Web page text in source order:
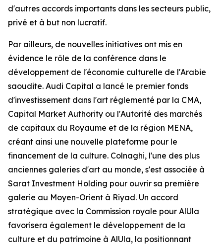
d'autres accords importants dans les secteurs public,
privé et à but non lucratif.
Par ailleurs, de nouvelles initiatives ont mis en
évidence le rôle de la conférence dans le
développement de l'économie culturelle de l'Arabie
saoudite. Audi Capital a lancé le premier fonds
d'investissement dans l'art réglementé par la CMA,
Capital Market Authority ou l'Autorité des marchés
de capitaux du Royaume et de la région MENA,
créant ainsi une nouvelle plateforme pour le
financement de la culture. Colnaghi, l'une des plus
anciennes galeries d'art au monde, s'est associée à
Sarat Investment Holding pour ouvrir sa première
galerie au Moyen-Orient à Riyad. Un accord
stratégique avec la Commission royale pour AlUla
favorisera également le développement de la
culture et du patrimoine à AlUla, la positionnant